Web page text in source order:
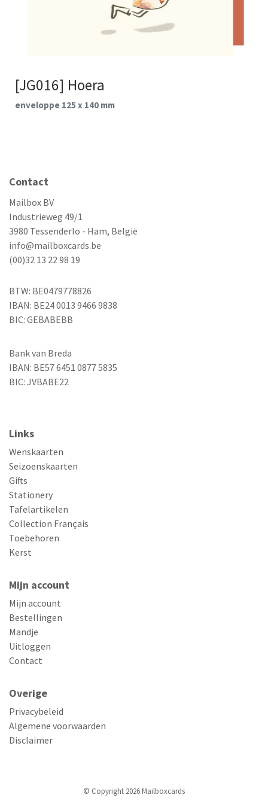
[JG016] Hoera
enveloppe 125 x 140 mm
Contact
Mailbox BV
Industrieweg 49/1
3980 Tessenderlo - Ham, België
info@mailboxcards.be
(00)32 13 22 98 19
BTW: BE0479778826
IBAN: BE24 0013 9466 9838
BIC: GEBABEBB
Bank van Breda
IBAN: BE57 6451 0877 5835
BIC: JVBABE22
Links
Wenskaarten
Seizoenskaarten
Gifts
Stationery
Tafelartikelen
Collection Français
Toebehoren
Kerst
Mijn account
Mijn account
Bestellingen
Mandje
Uitloggen
Contact
Overige
Privacybeleid
Algemene voorwaarden
Disclaimer
© Copyright 2026 Mailboxcards